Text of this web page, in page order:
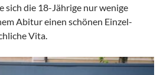
sich die 18-Jährige nur wenige
Abitur einen schönen Einzel-
Vita.